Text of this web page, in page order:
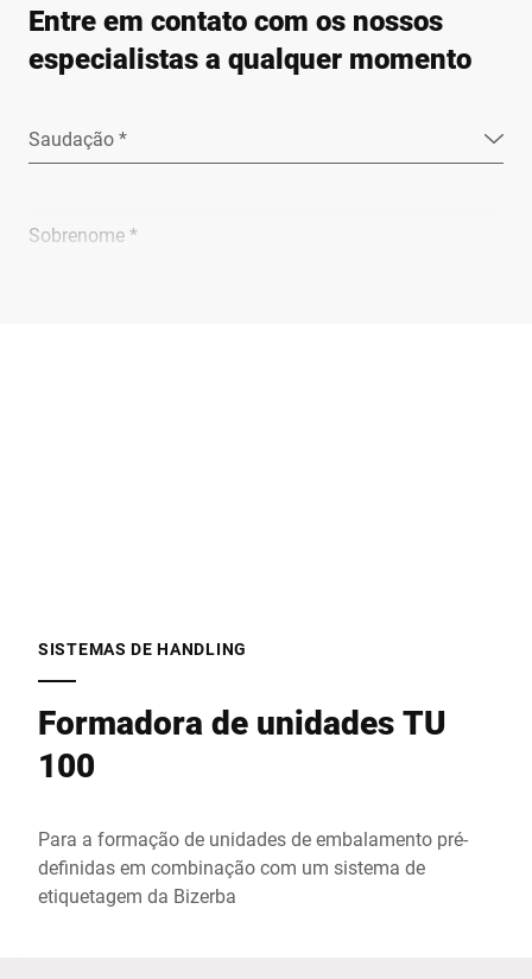
Entre em contato com os nossos
especialistas a qualquer momento
Saudação *
Sobrenome *
Código Postal *
SISTEMAS DE HANDLING
Formadora de unidades TU
100
Para a formação de unidades de embalamento pré-
definidas em combinação com um sistema de
etiquetagem da Bizerba